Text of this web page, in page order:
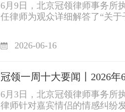
6月9日，北京冠领律师事务所
任律师为观众详细解答了“关
2026-06-16
冠领一周十大要闻丨2026年
6月3日，北京冠领律师事务所
律师针对嘉宾情侣的情感纠纷